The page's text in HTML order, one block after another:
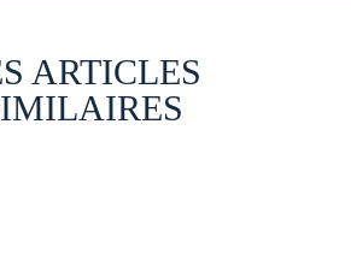
ARTICLES